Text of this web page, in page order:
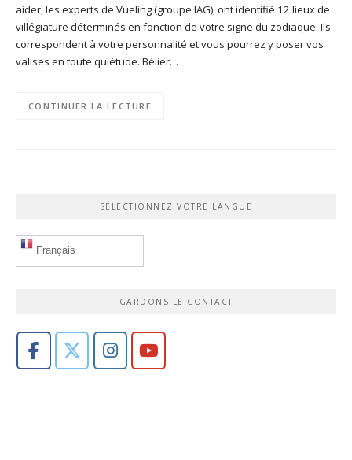
aider, les experts de Vueling (groupe IAG), ont identifié 12 lieux de
villégiature déterminés en fonction de votre signe du zodiaque. Ils
correspondent à votre personnalité et vous pourrez y poser vos
valises en toute quiétude. Bélier…
CONTINUER LA LECTURE
SÉLECTIONNEZ VOTRE LANGUE
Français
GARDONS LE CONTACT